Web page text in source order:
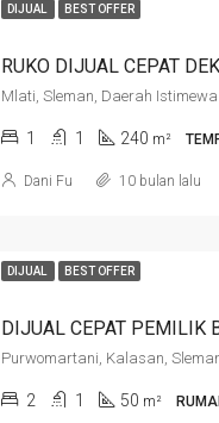
DIJUAL BEST OFFER
Mlati, Sleman, Daerah
1 1 240 m²
Dani Fu 10 bulan lalu
DIJUAL BEST OFFER
2 1 50 m²